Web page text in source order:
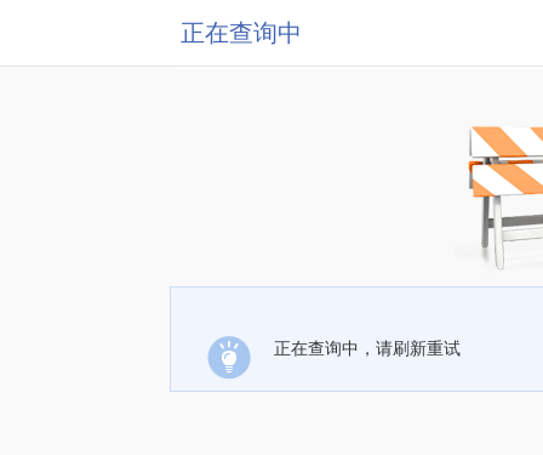
正在查询中
正在查询中，请刷新重试